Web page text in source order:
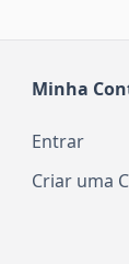
Minha
Entrar
Criar uma